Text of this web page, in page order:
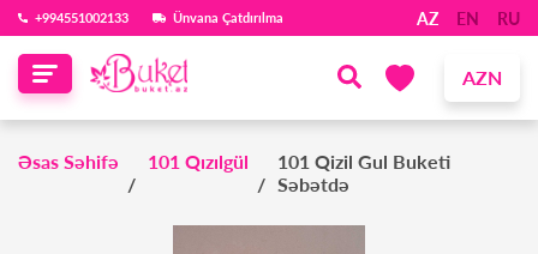
‪+994551002133‬ Ünvana Çatdırılma AZ EN RU
AZN
Əsas Səhifə 101 Qızılgül
101 Qizil Gul Buketi
Səbətdə